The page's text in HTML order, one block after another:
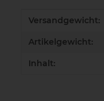
Produkteigenschaft
Wert
Versandgewicht:
Artikelgewicht:
Inhalt: